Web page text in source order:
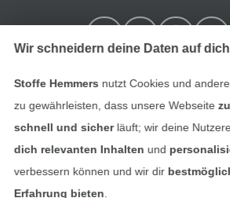
Wir schneidern deine Daten auf
Stoffe Hemmers nutzt Cookies und
zu gewährleisten, dass unsere Webseite
schnell und sicherläuft; wir deine
dich relevanten Inhalten und
verbessern können und wir dir
Erfahrung bieten